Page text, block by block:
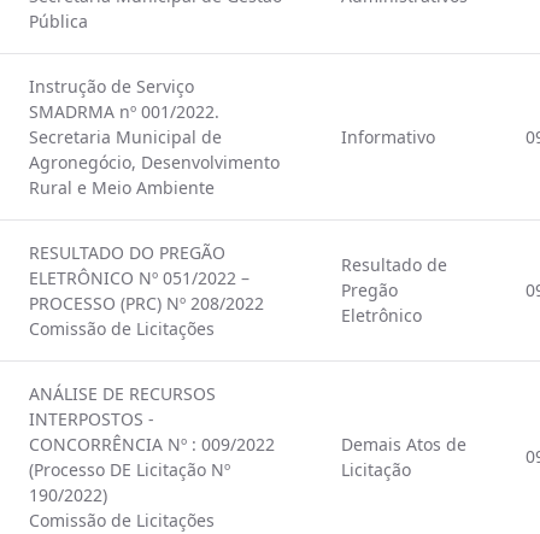
Pública
Instrução de Serviço
SMADRMA nº 001/2022.
Secretaria Municipal de
Agronegócio, Desenvolvimento
Rural e Meio Ambiente
Informativo
RESULTADO DO PREGÃO
ELETRÔNICO Nº 051/2022 –
PROCESSO (PRC) Nº 208/2022
Comissão de Licitações
Resultado de
Pregão
Eletrônico
ANÁLISE DE RECURSOS
INTERPOSTOS -
CONCORRÊNCIA Nº : 009/2022
(Processo DE Licitação Nº
190/2022)
Comissão de Licitações
Demais Atos de
Licitação